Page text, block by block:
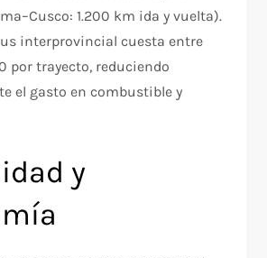
1.200 km ida y vuelta).
interprovincial cuesta entre
por trayecto, reduciendo
el gasto en combustible y
y